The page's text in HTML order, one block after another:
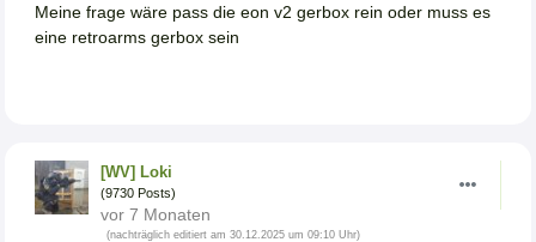
Meine frage wäre pass die eon v2 gerbox rein oder muss es
eine retroarms gerbox sein
[WV] Loki
(9730 Posts)
vor 7 Monaten
(nachträglich editiert am 30.12.2025 um 09:10 Uhr)